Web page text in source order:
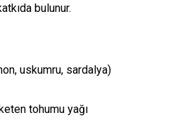
bulunur.
uskumru, sardalya)
tohumu yağı